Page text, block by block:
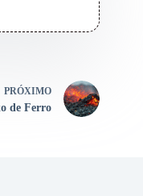
PRÓXIMO
de Ferro